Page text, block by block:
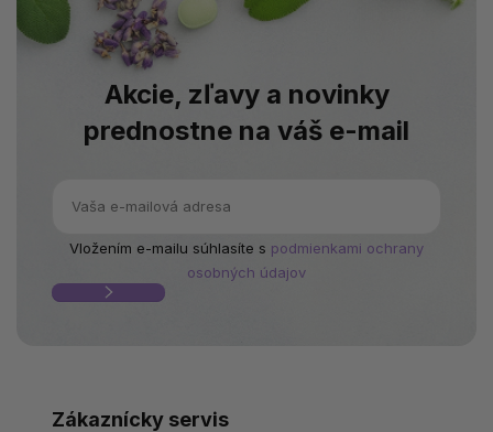
Akcie, zľavy a novinky
prednostne na váš e-mail
Vložením e-mailu súhlasíte s podmienkami ochrany
osobných údajov
Zákaznícky servis